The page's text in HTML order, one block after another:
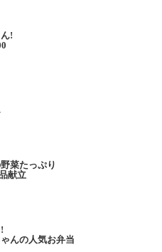
!
菜たっぷり
献立
んの人気お弁当